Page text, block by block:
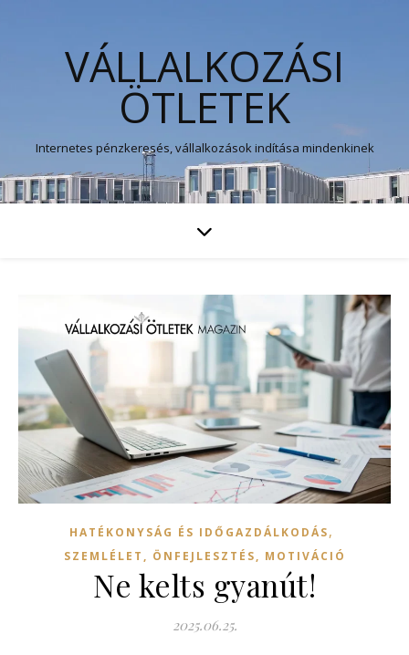
VÁLLALKOZÁSI
ÖTLETEK
Internetes pénzkeresés, vállalkozások indítása mindenkinek
HATÉKONYSÁG ÉS IDŐGAZDÁLKODÁS,
SZEMLÉLET, ÖNFEJLESZTÉS, MOTIVÁCIÓ
Ne kelts gyanút!
2025.06.25.